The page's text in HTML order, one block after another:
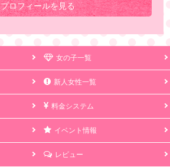
プロフィールを見る
女の子一覧
新人女性一覧
料金システム
イベント情報
レビュー